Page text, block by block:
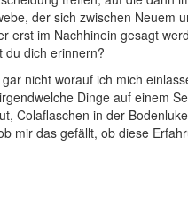
der sich zwischen Neuem
im Nachhinein gesagt
du dich erinnern?
nicht worauf ich mich
Dinge auf einem
Colaflaschen in der
mir das gefällt, ob diese